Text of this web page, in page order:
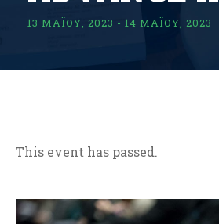
13 ΜΑΪ́ΟΥ, 2023 - 14 ΜΑΪ́ΟΥ, 2023
This event has passed.